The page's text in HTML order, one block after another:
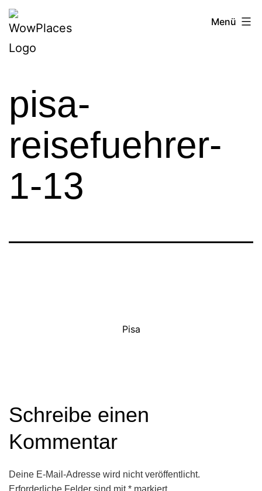
Zum
Inhalt
springen
Reiseblog
WowPlaces.de
Menü
pisa-
reisefuehrer-
1-13
Pisa
Schreibe einen
Kommentar
Deine E-Mail-Adresse wird nicht veröffentlicht.
Erforderliche Felder sind mit* markiert